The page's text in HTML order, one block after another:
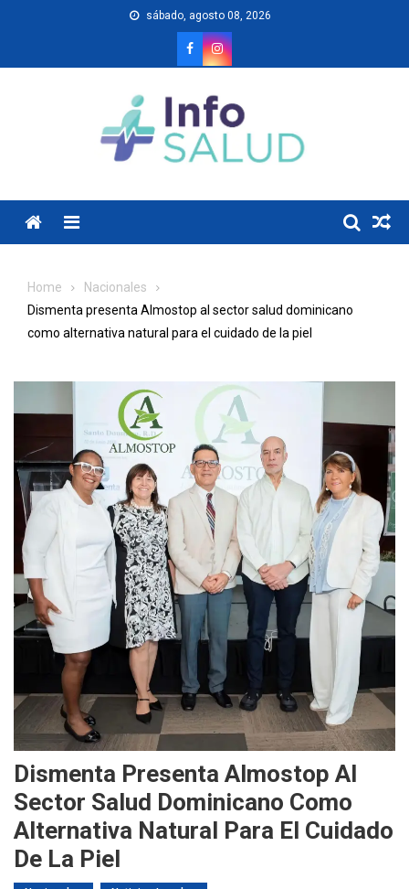
sábado, agosto 08, 2026
Menu
Home
Nacionales
Dismenta presenta Almostop al sector salud dominicano
como alternativa natural para el cuidado de la piel
Dismenta Presenta Almostop Al
Sector Salud Dominicano Como
Alternativa Natural Para El Cuidado
De La Piel